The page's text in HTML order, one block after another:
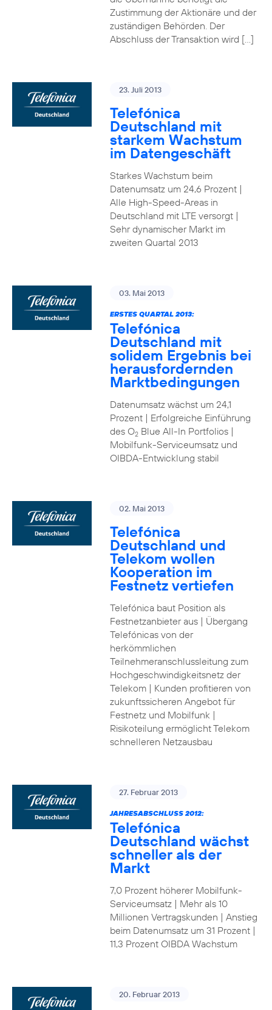
Zustimmung der Aktionäre und der
zuständigen Behörden. Der
Abschluss der Transaktion wird […]
23. Juli 2013
Telefónica
Deutschland mit
starkem Wachstum
im Datengeschäft
Starkes Wachstum beim
Datenumsatz um 24,6 Prozent |
Alle High-Speed-Areas in
Deutschland mit LTE versorgt |
Sehr dynamischer Markt im
zweiten Quartal 2013
03. Mai 2013
ERSTES QUARTAL 2013:
Telefónica
Deutschland mit
solidem Ergebnis bei
herausfordernden
Marktbedingungen
Datenumsatz wächst um 24,1
Prozent | Erfolgreiche Einführung
des O2Blue All-In Portfolios |
Mobilfunk-Serviceumsatz und
OIBDA-Entwicklung stabil
02. Mai 2013
Telefónica
Deutschland und
Telekom wollen
Kooperation im
Festnetz vertiefen
Telefónica baut Position als
Festnetzanbieter aus | Übergang
Telefónicas von der
herkömmlichen
Teilnehmeranschlussleitung zum
Hochgeschwindigkeitsnetz der
Telekom | Kunden profitieren von
zukunftssicheren Angebot für
Festnetz und Mobilfunk |
Risikoteilung ermöglicht Telekom
schnelleren Netzausbau
27. Februar 2013
JAHRESABSCHLUSS 2012:
Telefónica
Deutschland wächst
schneller als der
Markt
7,0 Prozent höherer Mobilfunk-
Serviceumsatz | Mehr als 10
Millionen Vertragskunden | Anstieg
beim Datenumsatz um 31 Prozent |
11,3 Prozent OIBDA Wachstum
20. Februar 2013